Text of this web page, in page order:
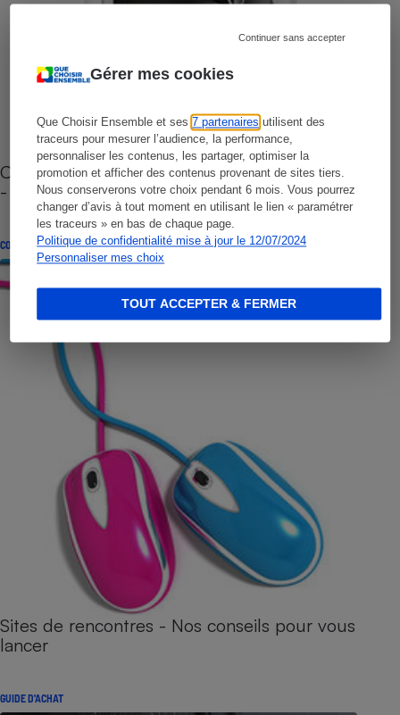
Gérer mes cookies
Que Choisir Ensemble et ses7 partenaires utilisent des
traceurs pour mesurer l’audience, la performance,
personnaliser les contenus, les partager, optimiser la
promotion et afficher des contenus provenant de sites tiers.
Nous conserverons votre choix pendant 6 mois. Vous pourrez
changer d’avis à tout moment en utilisant le lien « paramétrer
les traceurs » en bas de chaque page.
Politique de confidentialité mise à jour le 12/07/2024
Personnaliser mes choix
Continuer sans accepter
TOUT ACCEPTER & FERMER
Cafetière à capsules zéro déchet CoffeeB (vidéo)
- Premières impressions
CONSEILS
Sites de rencontres - Nos conseils pour vous
lancer
GUIDE D'ACHAT